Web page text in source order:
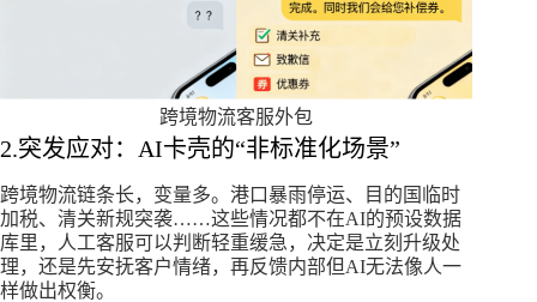
跨境物流客服外包
2.突发应对：AI卡壳的“非标准化场景”​
跨境物流链条长，变量多。港口暴雨停运、目的国临时
加税、清关新规突袭……这些情况都不在AI的预设数据
库里，人工客服可以判断轻重缓急，决定是立刻升级处
理，还是先安抚客户情绪，再反馈内部但AI无法像人一
样做出权衡。​